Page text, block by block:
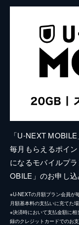
「U-NEXT
毎月もらえるポイ
になるモバイルプ
OBILE」のお申し込
※U-NEXTの月額プラン会員が
月額基本料の支払いに充てた場
※決済時において支払金額に
録のクレジットカードでのお支